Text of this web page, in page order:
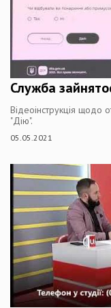
Служба
Відеоінструкція щодо
"Дію".
05.05.2021